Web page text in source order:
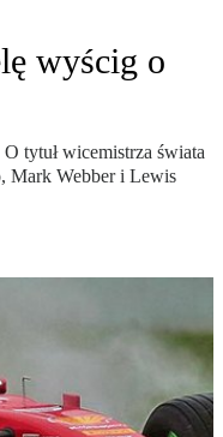
wyścig o
tytuł wicemistrza świata
Mark Webber i Lewis